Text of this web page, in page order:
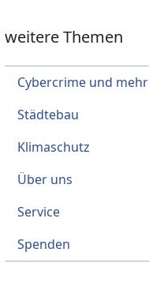
weitere Themen
Cybercrime und mehr
Städtebau
Klimaschutz
Über uns
Service
Spenden